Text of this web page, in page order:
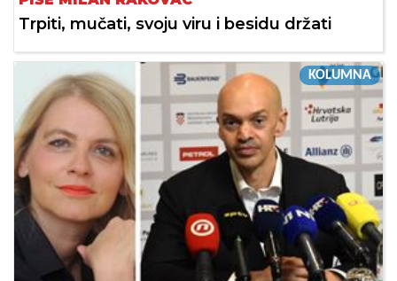
Trpiti, mučati, svoju viru i besidu držati
KOLUMNA